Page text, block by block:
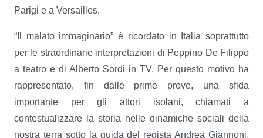
Parigi e a Versailles.
“Il malato immaginario” è ricordato in Italia soprattutto
per le straordinarie interpretazioni di Peppino De Filippo
a teatro e di Alberto Sordi in TV. Per questo motivo ha
rappresentato, fin dalle prime prove, una sfida
importante per gli attori isolani, chiamati a
contestualizzare la storia nelle dinamiche sociali della
nostra terra sotto la guida del regista Andrea Giannoni.